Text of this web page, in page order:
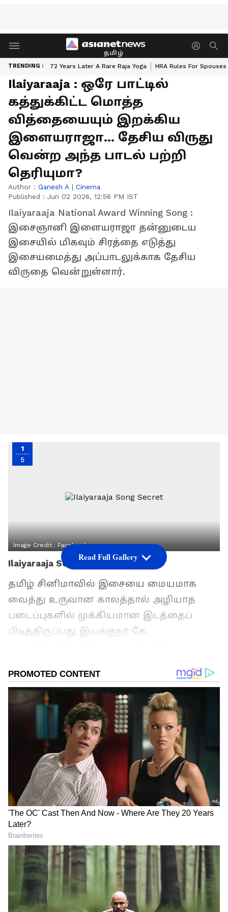
தமிழ்
TRENDING : 72 Years Later A Rare Raja Yoga HRA Rules For Spouses
Ilaiyaraaja : ஒரே பாட்டில்
கத்துக்கிட்ட மொத்த
வித்தையையும் இறக்கிய
இளையராஜா... தேசிய விருது
வென்ற அந்த பாடல் பற்றி
தெரியுமா?
Author : Ganesh A | Cinema
Published : Jun 02 2026, 12:56 PM IST
Ilaiyaraaja National Award Winning Song :
இசைஞானி இளையராஜா தன்னுடைய
இசையில் மிகவும் சிரத்தை எடுத்து
இசையமைத்து அப்பாடலுக்காக தேசிய
விருதை வென்றுள்ளார்.
1
5
Image Credit : Facebook
Ilaiyaraaja Song Secret
தமிழ் சினிமாவில் இசையை மையமாக
வைத்து உருவான காலத்தால் அழியாத
படைப்புகளில் முக்கியமான இடத்தைப்
பிடித்திருப்பது இயக்குநர் கே.
நடிப்பு மட்டுமல்லாமல் அதன் அற்புதமான
இசைக்காகவும் ரசிகர்களின் மனதில்
நீங்காத இடத்தைப் பெற்றது. சிவக்குமார்,
சுஹாசினி, சுலோச்சனா, ஜனகராஜ்
உள்ளிட்ட பலர் நடித்திருந்த இந்த
திரைப்படம் வசூல் ரீதியாகவும், விமர்சன
ரீதியாகவும் பெரிய வெற்றியைப் பதிவு
செய்தது. குறிப்பாக படத்தில்
இடம்பெற்றிருந்த பாடல்கள் இன்றும் இசை
ரசிகர்களால் ரசிக்கப்பட்டு வருகின்றன.
ஏசியாநெட் தமிழ்-ஐ உங்கள் முதன்மைத்
தேர்வாக்குங்கள்
Read Full Gallery